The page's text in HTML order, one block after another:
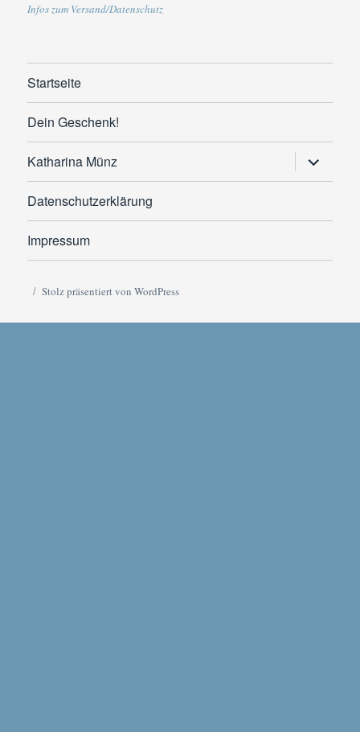
Infos zum Versand/Datenschutz
Startseite
Dein Geschenk!
Katharina Münz
anzeigen
Datenschutzerklärung
Impressum
Stolz präsentiert von WordPress